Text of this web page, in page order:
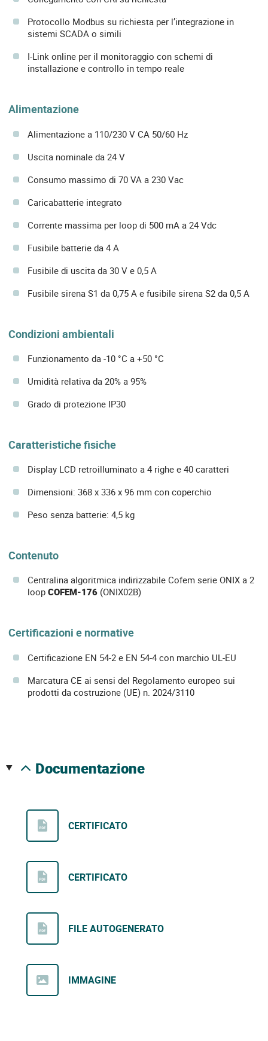
Protocollo Modbus su richiesta per l’integrazione in
sistemi SCADA o simili
I-Link online per il monitoraggio con schemi di
installazione e controllo in tempo reale
Alimentazione
Alimentazione a 110/230 V CA 50/60 Hz
Uscita nominale da 24 V
Consumo massimo di 70 VA a 230 Vac
Caricabatterie integrato
Corrente massima per loop di 500 mA a 24 Vdc
Fusibile batterie da 4 A
Fusibile di uscita da 30 V e 0,5 A
Fusibile sirena S1 da 0,75 A e fusibile sirena S2 da 0,5 A
Condizioni ambientali
Funzionamento da -10 °C a +50 °C
Umidità relativa da 20% a 95%
Grado di protezione IP30
Caratteristiche fisiche
Display LCD retroilluminato a 4 righe e 40 caratteri
Dimensioni: 368 x 336 x 96 mm con coperchio
Peso senza batterie: 4,5 kg
Contenuto
Centralina algoritmica indirizzabile Cofem serie ONIX a 2
loop COFEM-176 (ONIX02B)
Certificazioni e normative
Certificazione EN 54-2 e EN 54-4 con marchio UL-EU
Marcatura CE ai sensi del Regolamento europeo sui
prodotti da costruzione (UE) n. 2024/3110
documentazione
CERTIFICATO
CERTIFICATO
FILE AUTOGENERATO
IMMAGINE